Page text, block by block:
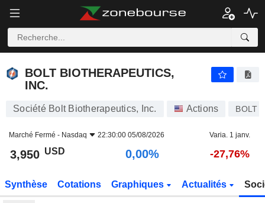
BOLT BIOTHERAPEUTICS, INC.
BOLT BIOTHERAPEUTICS,
INC.
Société Bolt Biotherapeutics, Inc. Actions BOLT
Marché Fermé - Nasdaq 22:30:00 05/08/2026 Varia. 1 janv.
3,950 USD 0,00% -27,76%
Synthèse Cotations Graphiques Actualités